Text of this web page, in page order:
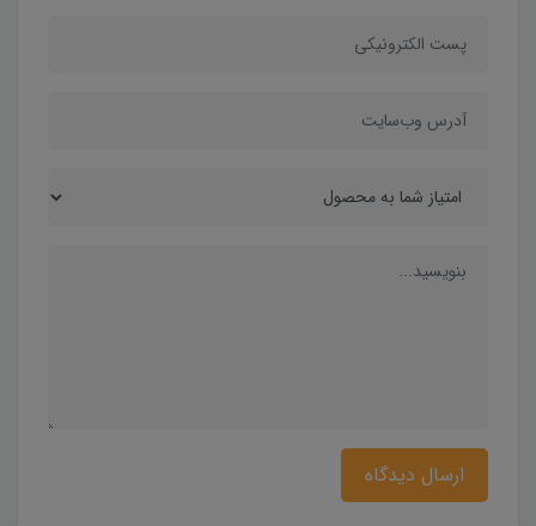
ارسال دیدگاه